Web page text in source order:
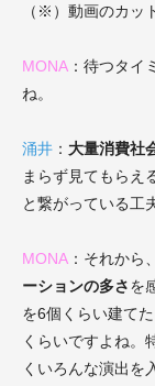
（※）動画のカッ
MONA ：待つタイ
ね。
涌井 ： 大量消費社
まらず見てもらえ
と繋がっている工
MONA ：それから
ーションの多さを
を6個くらい建て
くらいですよね。
くいろんな演出を